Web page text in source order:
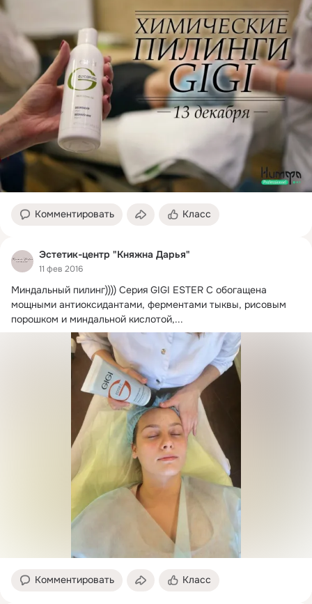
Комментировать Класс
Эстетик-центр "Княжна Дарья"
11 фев 2016
Миндальный пилинг)))) Серия GIGI ESTER C обогащена
мощными антиоксидантами, ферментами тыквы, рисовым
порошком и миндальной кислотой,...
Комментировать Класс